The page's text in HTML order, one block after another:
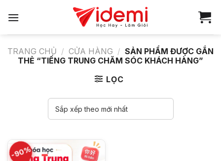
qua
TRANG CHỦ / CỬA HÀNG / SẢN PHẨM ĐƯỢC GẮN
THẺ “TIẾNG TRUNG CHĂM SÓC KHÁCH HÀNG”
LỌC
-90%